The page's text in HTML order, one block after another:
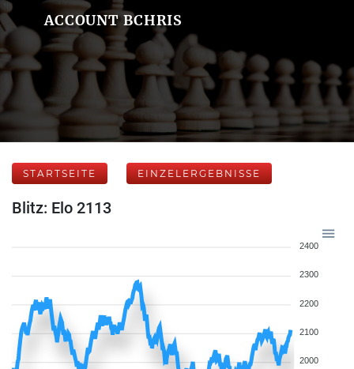
ACCOUNT BCHRIS
STARTSEITE EINZELERGEBNISSE
Blitz: Elo 2113
2400
2300
2200
2100
2000